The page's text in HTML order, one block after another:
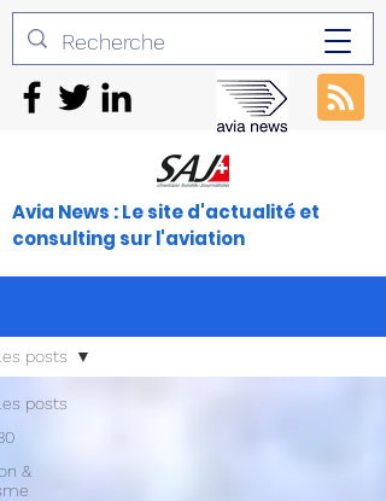
Avia News : Le site d'actualité et
consulting sur l'aviation
posts
&
posts